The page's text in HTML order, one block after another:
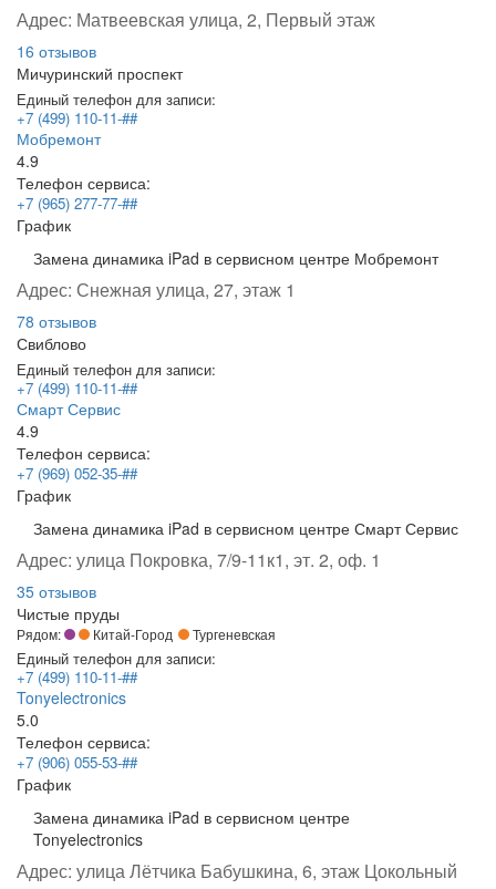
Адрес: Матвеевская улица, 2, Первый этаж
16 отзывов
Мичуринский проспект
Единый телефон для записи:
+7 (499) 110-11-##
Мобремонт
4.9
Телефон сервиса:
+7 (965) 277-77-##
График
Замена динамика iPad в сервисном центре Мобремонт
Адрес: Снежная улица, 27, этаж 1
78 отзывов
Свиблово
Единый телефон для записи:
+7 (499) 110-11-##
Смарт Сервис
4.9
Телефон сервиса:
+7 (969) 052-35-##
График
Замена динамика iPad в сервисном центре Смарт Сервис
Адрес: улица Покровка, 7/9-11к1, эт. 2, оф. 1
35 отзывов
Чистые пруды
Рядом: Китай-Город Тургеневская
Единый телефон для записи:
+7 (499) 110-11-##
Tonyelectronics
5.0
Телефон сервиса:
+7 (906) 055-53-##
График
Замена динамика iPad в сервисном центре
Tonyelectronics
Адрес: улица Лётчика Бабушкина, 6, этаж Цокольный